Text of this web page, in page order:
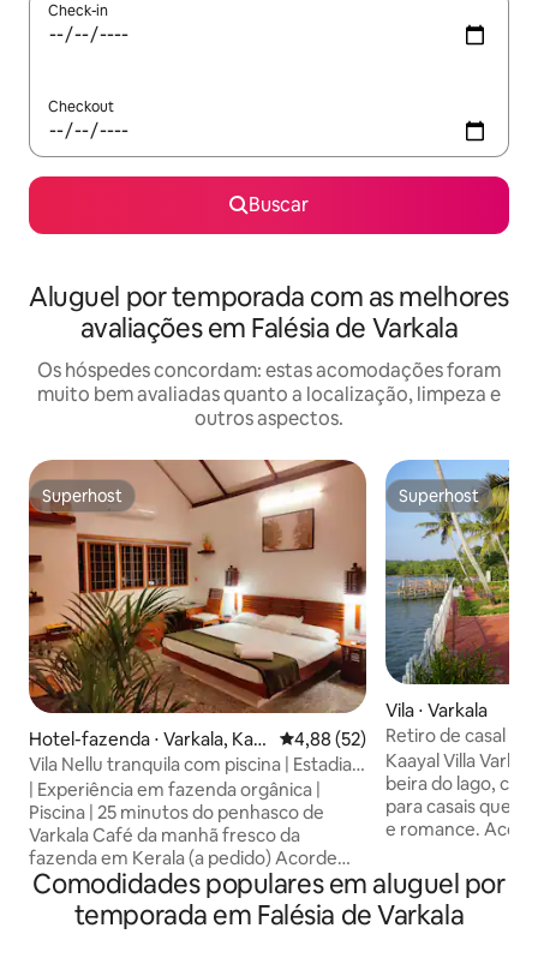
Check-in
Checkout
Buscar
Aluguel por temporada com as melhores
avaliações em Falésia de Varkala
Os hóspedes concordam: estas acomodações foram
muito bem avaliadas quanto a localização, limpeza e
outros aspectos.
Superhost
Superhost
Hotel-fazenda ⋅ Varkala, Kad
akkavoor
4,88 de uma avaliação média
4,88 (52)
Vila Nellu tranquila com piscina | Estadia
rústica em fazenda | Varkala
| Experiência em fazenda orgânica |
Piscina | 25 minutos do penhasco de
Varkala Café da manhã fresco da
fazenda em Kerala (a pedido) Acorde
com os arrozais. Nade em uma piscina
de 12 metros. Coma o que cultivamos. É
um apartamento com 2 quartos, sala e
Superhost
Superhost
Vila ⋅ Varkala
Retiro de casal à
Kaayal Villa
beira do lago,
para casais que
e romance.
dia desacelera ao
espaços
atmosfera calma
Comodidades populares em aluguel por
temporada em Falésia de Varkala